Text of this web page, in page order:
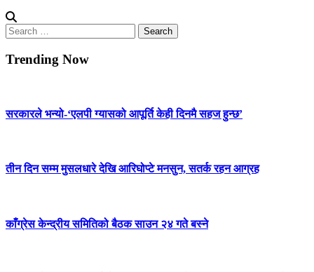
Search
for:
Trending Now
सरकारले भन्यो-‘एलपी ग्यासको आपूर्ति केही दिनमै सहज हुन्छ’
तीन दिन सम्म मुसलधारे देखि आरिघोप्टे मनसुन, सतर्क रहन आग्रह
काँग्रेस केन्द्रीय समितिको बैठक साउन २४ गते बस्ने